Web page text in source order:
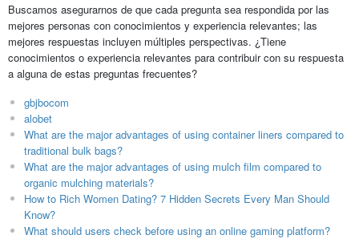
Buscamos asegurarnos de que cada pregunta sea respondida por las
mejores personas con conocimientos y experiencia relevantes; las
mejores respuestas incluyen múltiples perspectivas. ¿Tiene
conocimientos o experiencia relevantes para contribuir con su respuesta
a alguna de estas preguntas frecuentes?
gbjbocom
alobet
What are the major advantages of using container liners compared to
traditional bulk bags?
What are the major advantages of using mulch film compared to
organic mulching materials?
How to Rich Women Dating? 7 Hidden Secrets Every Man Should
Know?
What should users check before using an online gaming platform?